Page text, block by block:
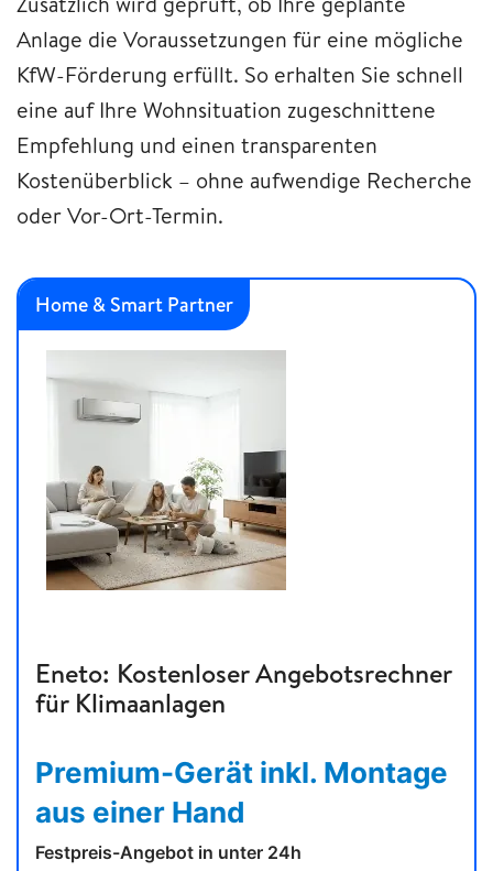
Anlage die Voraussetzungen für eine mögliche
KfW-Förderung erfüllt. So erhalten Sie schnell
eine auf Ihre Wohnsituation zugeschnittene
Empfehlung und einen transparenten
Kostenüberblick – ohne aufwendige Recherche
oder Vor-Ort-Termin.
Home & Smart Partner
Eneto: Kostenloser Angebotsrechner
für Klimaanlagen
Premium-Gerät inkl. Montage
aus einer Hand
Festpreis-Angebot in unter 24h